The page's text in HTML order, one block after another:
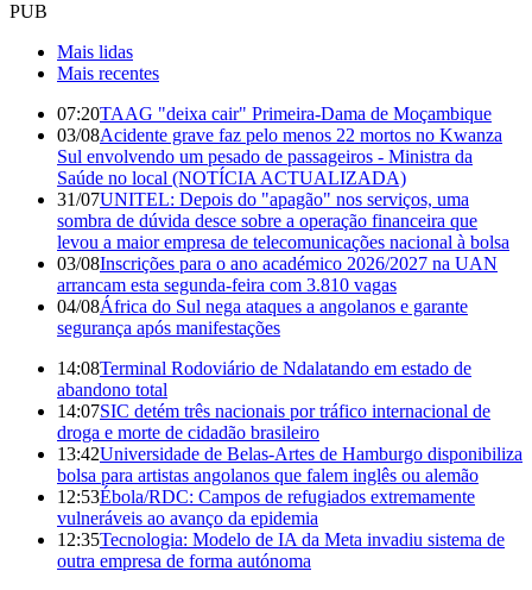
PUB
Mais lidas
Mais recentes
07:20TAAG "deixa cair" Primeira-Dama de Moçambique
03/08Acidente grave faz pelo menos 22 mortos no Kwanza
Sul envolvendo um pesado de passageiros - Ministra da
Saúde no local (NOTÍCIA ACTUALIZADA)
31/07UNITEL: Depois do "apagão" nos serviços, uma
sombra de dúvida desce sobre a operação financeira que
levou a maior empresa de telecomunicações nacional à bolsa
03/08Inscrições para o ano académico 2026/2027 na UAN
arrancam esta segunda-feira com 3.810 vagas
04/08África do Sul nega ataques a angolanos e garante
segurança após manifestações
14:08Terminal Rodoviário de Ndalatando em estado de
abandono total
14:07SIC detém três nacionais por tráfico internacional de
droga e morte de cidadão brasileiro
13:42Universidade de Belas-Artes de Hamburgo disponibiliza
bolsa para artistas angolanos que falem inglês ou alemão
12:53Ébola/RDC: Campos de refugiados extremamente
vulneráveis ao avanço da epidemia
12:35Tecnologia: Modelo de IA da Meta invadiu sistema de
outra empresa de forma autónoma